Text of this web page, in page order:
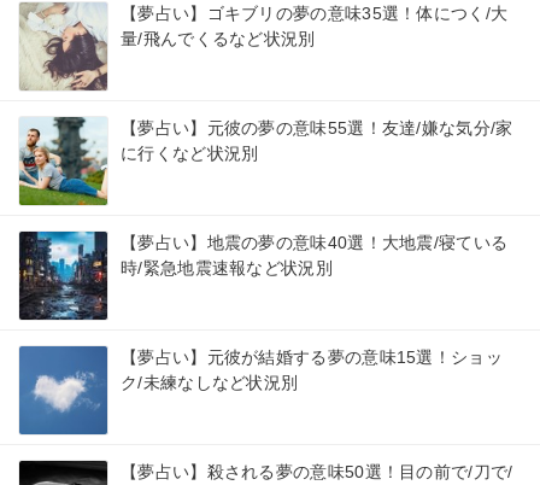
【夢占い】ゴキブリの夢の意味35選！体につく/大
量/飛んでくるなど状況別
【夢占い】元彼の夢の意味55選！友達/嫌な気分/家
に行くなど状況別
【夢占い】地震の夢の意味40選！大地震/寝ている
時/緊急地震速報など状況別
【夢占い】元彼が結婚する夢の意味15選！ショッ
ク/未練なしなど状況別
【夢占い】殺される夢の意味50選！目の前で/刀で/